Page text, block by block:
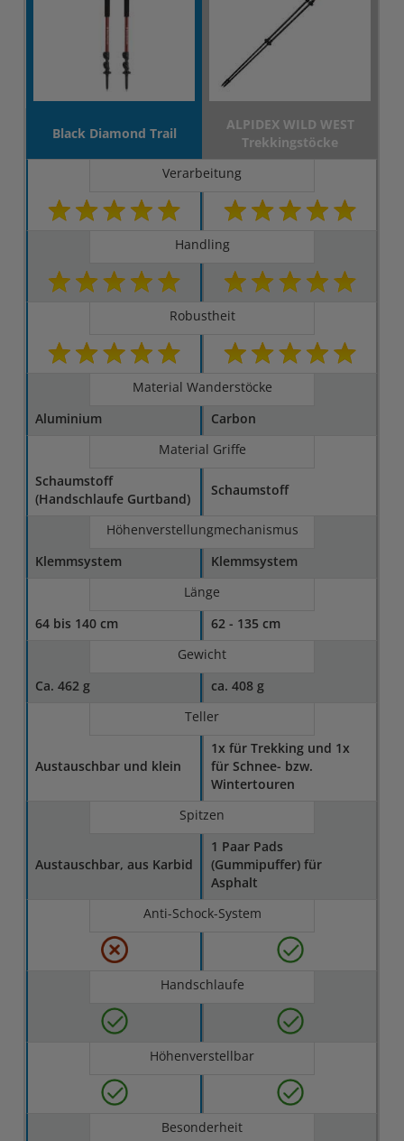
Black Diamond Trail
ALPIDEX WILD WEST
Trekkingstöcke
Verarbeitung
Handling
Robustheit
Material Wanderstöcke
Aluminium
Carbon
Material Griffe
Schaumstoff
(Handschlaufe Gurtband)
Schaumstoff
Höhenverstellungmechanismus
Klemmsystem
Klemmsystem
Länge
64 bis 140 cm
62 - 135 cm
Gewicht
Ca. 462 g
ca. 408 g
Teller
Austauschbar und klein
1x für Trekking und 1x
für Schnee- bzw.
Wintertouren
Spitzen
Austauschbar, aus Karbid
1 Paar Pads
(Gummipuffer) für
Asphalt
Anti-Schock-System
Handschlaufe
Höhenverstellbar
Besonderheit